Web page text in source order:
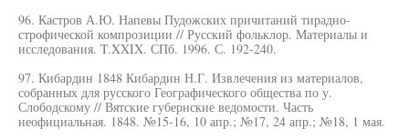
96. Кастров А.Ю. Напевы Пудожских причитаний тирадно-
строфической компрозиции // Русский фольклор. Материалы и
исследования. T.XXIX. СПб. 1996. С. 192-240.
97. Кибардин 1848 Кибардин Н.Г. Извлечения из материалов,
собранных для русского Географического общества по у.
Слободскому // Вятские губернские ведомости. Часть
неофициальная. 1848. №15-16, 10 апр.; №17, 24 апр.; №18, 1 мая.